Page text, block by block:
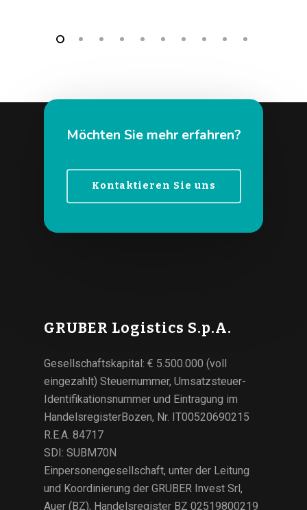
Möchten Sie mehr erfahren?
Kontaktieren Sie uns
GRUBER Logistics S.p.A.
Gesellschaftskapital: € 5.500.000 (voll
eingezahlt) Steuernummer, Umsatzsteuer-
Identifikationsnummer und Eintragung im
HandelsregisterBozen, Nr. IT00520690215
R.E.A. 84717
SDI: SUBM70N
Einpersonengesellschaft, unter der Leitung
und Koordinierung der GRUBER Invest Srl,
Auer (BZ), Handelsregister BZ 02519800219